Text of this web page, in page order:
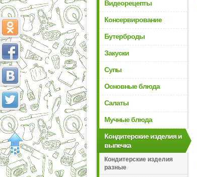
Видеорецепты
Консервирование
Бутерброды
Закуски
Супы
Основные блюда
Салаты
Мучные блюда
Кондитерские изделия и
выпечка
Кондитерские изделия
разные